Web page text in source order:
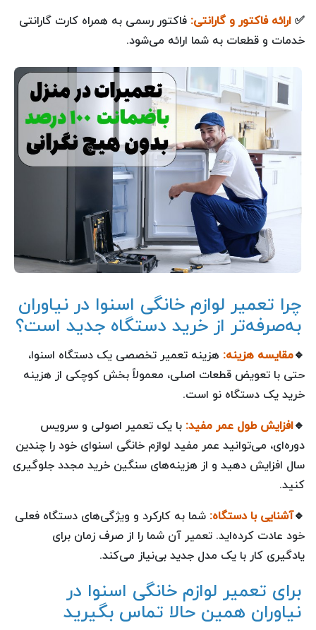
✅ارائه فاکتور و گارانتی: فاکتور رسمی به همراه کارت گارانتی
خدمات و قطعات به شما ارائه می‌شود.
چرا تعمیر لوازم خانگی اسنوا در نیاوران
به‌صرفه‌تر از خرید دستگاه جدید است؟
🔹مقایسه هزینه: هزینه تعمیر تخصصی یک دستگاه اسنوا،
حتی با تعویض قطعات اصلی، معمولاً بخش کوچکی از هزینه
خرید یک دستگاه نو است.
🔹افزایش طول عمر مفید: با یک تعمیر اصولی و سرویس
دوره‌ای، می‌توانید عمر مفید لوازم خانگی اسنوای خود را چندین
سال افزایش دهید و از هزینه‌های سنگین خرید مجدد جلوگیری
کنید.
🔹آشنایی با دستگاه: شما به کارکرد و ویژگی‌های دستگاه فعلی
خود عادت کرده‌اید. تعمیر آن شما را از صرف زمان برای
یادگیری کار با یک مدل جدید بی‌نیاز می‌کند.
برای تعمیر لوازم خانگی اسنوا در
نیاوران همین حالا تماس بگیرید